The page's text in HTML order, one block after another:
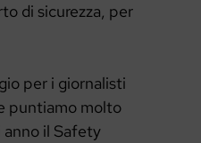
di sicurezza, per
per i giornalisti
puntiamo molto
il Safety